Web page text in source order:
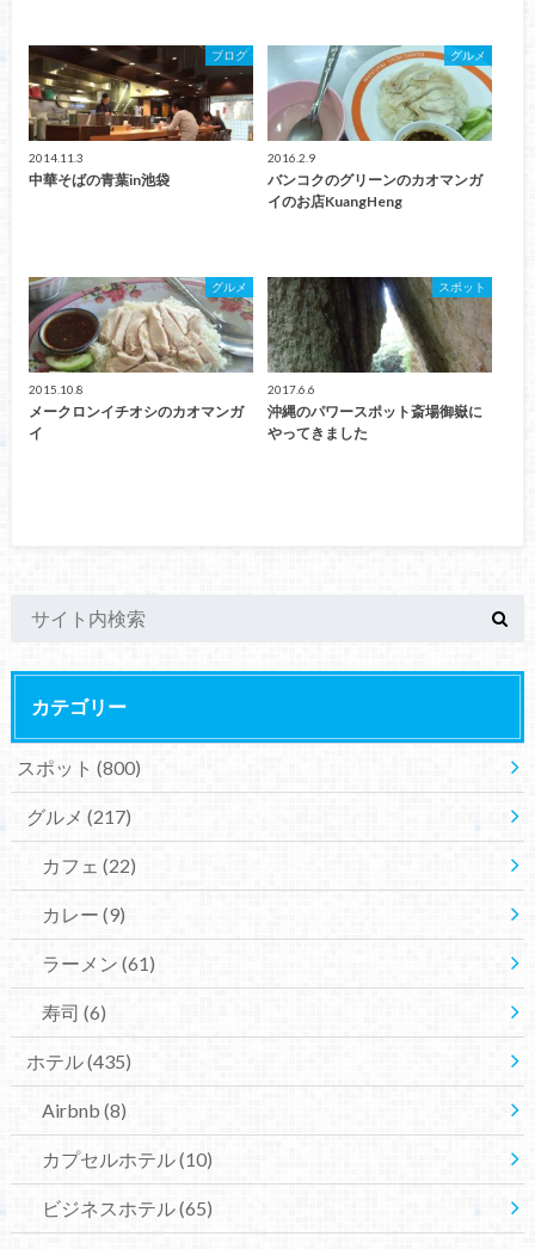
ブログ
2014.11.3
中華そばの青葉in池袋
グルメ
2016.2.9
バンコクのグリーンのカオマンガ
イのお店KuangHeng
グルメ
2015.10.8
メークロンイチオシのカオマンガ
イ
スポット
2017.6.6
沖縄のパワースポット斎場御嶽に
やってきました
カテゴリー
スポット (800)
グルメ (217)
カフェ (22)
カレー (9)
ラーメン (61)
寿司 (6)
ホテル(435)
Airbnb (8)
カプセルホテル(10)
ビジネスホテル(65)